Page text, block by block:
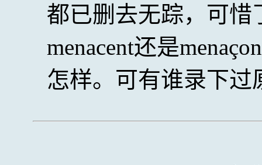
都已删去无踪，可
menacent还是
怎样。可有谁录下过